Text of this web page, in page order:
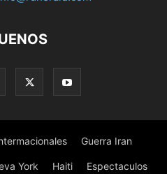
Guerra Iran
York Haiti Espectaculos